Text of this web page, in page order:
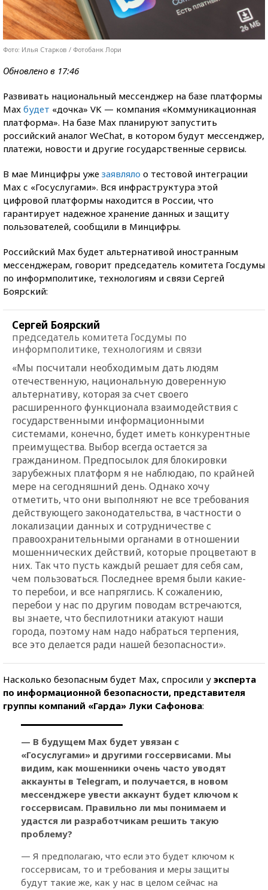
Фото: Илья Старков / Фотобанк Лори
Обновлено в 17:46
Развивать национальный мессенджер на базе платформы
Max будет «дочка» VK — компания «Коммуникационная
платформа». На базе Max планируют запустить
российский аналог WeChat, в котором будут мессенджер,
платежи, новости и другие государственные сервисы.
В мае Минцифры уже заявляло о тестовой интеграции
Max с «Госуслугами». Вся инфраструктура этой
цифровой платформы находится в России, что
гарантирует надежное хранение данных и защиту
пользователей, сообщили в Минцифры.
Российский Max будет альтернативой иностранным
мессенджерам, говорит председатель комитета Госдумы
по информполитике, технологиям и связи Сергей
Боярский:
Сергей Боярский
председатель комитета Госдумы по
информполитике, технологиям и связи
«Мы посчитали необходимым дать людям
отечественную, национальную доверенную
альтернативу, которая за счет своего
расширенного функционала взаимодействия с
государственными информационными
системами, конечно, будет иметь конкурентные
преимущества. Выбор всегда остается за
гражданином. Предпосылок для блокировки
зарубежных платформ я не наблюдаю, по крайней
мере на сегодняшний день. Однако хочу
отметить, что они выполняют не все требования
действующего законодательства, в частности о
локализации данных и сотрудничестве с
правоохранительными органами в отношении
мошеннических действий, которые процветают в
них. Так что пусть каждый решает для себя сам,
чем пользоваться. Последнее время были какие-
то перебои, и все напряглись. К сожалению,
перебои у нас по другим поводам встречаются,
вы знаете, что беспилотники атакуют наши
города, поэтому нам надо набраться терпения,
все это делается ради нашей безопасности».
Насколько безопасным будет Max, спросили у эксперта
по информационной безопасности, представителя
группы компаний «Гарда» Луки Сафонова:
— В будущем Max будет увязан с
«Госуслугами» и другими госсервисами. Мы
видим, как мошенники очень часто уводят
аккаунты в Telegram, и получается, в новом
мессенджере увести аккаунт будет ключом к
госсервисам. Правильно ли мы понимаем и
удастся ли разработчикам решить такую
проблему?
— Я предполагаю, что если это будет ключом к
госсервисам, то и требования и меры защиты
будут такие же, как у нас в целом сейчас на